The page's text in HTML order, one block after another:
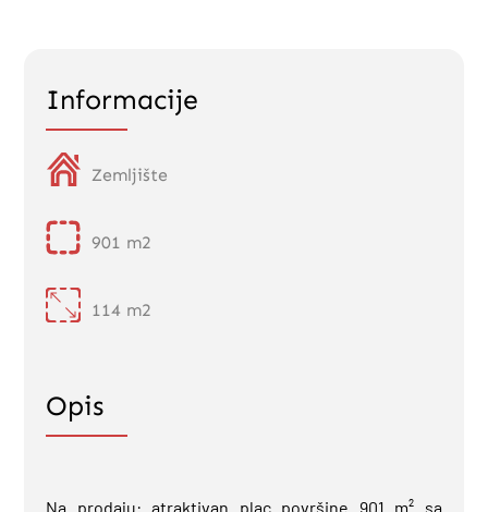
Informacije
Zemljište
901 m2
114 m2
Opis
Na prodaju: atraktivan plac površine 901 m² sa